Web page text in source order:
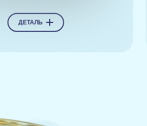
ДЕТАЛЬ